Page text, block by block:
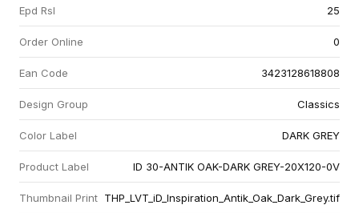
Epd Rsl 25
Order Online 0
Ean Code 3423128618808
Design Group Classics
Color Label DARK GREY
Product Label ID 30-ANTIK OAK-DARK GREY-20X120-0V
Thumbnail Print THP_LVT_iD_Inspiration_Antik_Oak_Dark_Grey.tif